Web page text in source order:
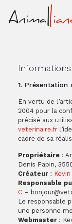
Informations
1. Présentation
En vertu de
2004 pour la
précisé aux
veterinaire.fr
cadre de sa
Propriétaire :
Denis Papin,
Créateur:
Responsable
C –
Le responsable
une personne
Webmaster: